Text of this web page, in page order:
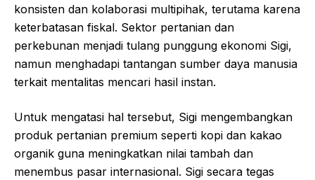
konsisten dan kolaborasi multipihak, terutama karena
keterbatasan fiskal. Sektor pertanian dan
perkebunan menjadi tulang punggung ekonomi Sigi,
namun menghadapi tantangan sumber daya manusia
terkait mentalitas mencari hasil instan.
Untuk mengatasi hal tersebut, Sigi mengembangkan
produk pertanian premium seperti kopi dan kakao
organik guna meningkatkan nilai tambah dan
menembus pasar internasional. Sigi secara tegas